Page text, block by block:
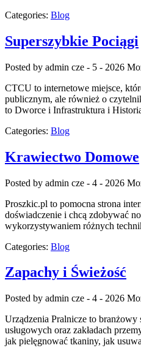
Categories: Blog
Superszybkie Pociągi
Posted by admin cze - 5 - 2026
CTCU to internetowe miejsce,
publicznym, ale również o
to Dworce i Infrastruktura i
Categories: Blog
Krawiectwo Domowe
Posted by admin cze - 4 - 2026
Proszkic.pl to pomocna strona
doświadczenie i chcą zdobywać
wykorzystywaniem różnych
Categories: Blog
Zapachy i Świeżość
Posted by admin cze - 4 - 2026
Urządzenia Pralnicze to
usługowych oraz zakładach
jak pielęgnować tkaniny, jak